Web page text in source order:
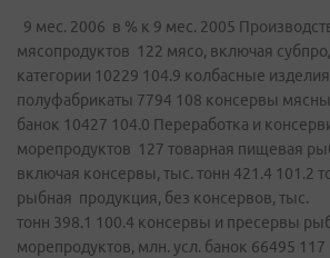
9 мес. 2006 в % к 9 мес. 2005
мясопродуктов 122 мясо, включая
категории 10229 104.9 колбасные
полуфабрикаты 7794 108 консервы
банок 10427 104.0 Переработка и
морепродуктов 127 товарная пищевая
включая консервы, тыс. тонн 421.4 101.2
рыбная продукция, без консервов, тыс.
тонн 398.1 100.4 консервы и пресервы
морепродуктов, млн. усл. банок 66495 117